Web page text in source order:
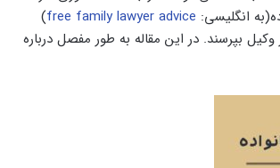
انگلیسی: free family lawyer advice
)
بپرسند. در این مقاله به طور مفصل درباره